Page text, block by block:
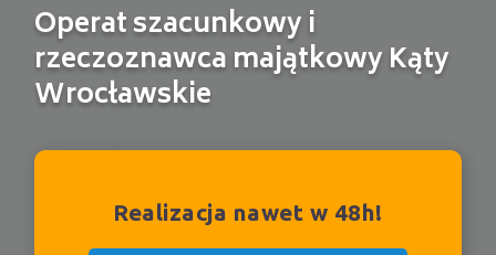
Operat szacunkowy i
rzeczoznawca majątkowy Kąty
Wrocławskie
Realizacja nawet w 48h!